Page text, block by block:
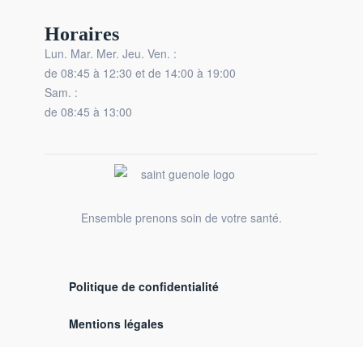
Horaires
Lun. Mar. Mer. Jeu. Ven. :
de 08:45 à 12:30 et de 14:00 à 19:00
Sam. :
de 08:45 à 13:00
Ensemble prenons soin de votre santé.
Politique de confidentialité
Mentions légales